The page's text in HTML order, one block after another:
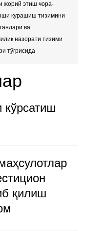
жорий этиш чора-
курашиш тизимини
ва
назорати тизими
тўғрисида
кўрсатиш
қилиш